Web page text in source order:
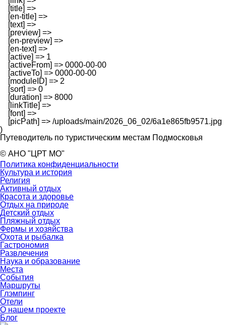
    [title] =>
    [en-title] =>
    [text] =>
    [preview] =>
    [en-preview] =>
    [en-text] =>
    [active] => 1
    [activeFrom] => 0000-00-00
    [activeTo] => 0000-00-00
    [moduleID] => 2
    [sort] => 0
    [duration] => 8000
    [linkTitle] =>
    [font] =>
    [picPath] => /uploads/main/2026_06_02/6a1e865fb9571.jpg
Путеводитель по туристическим местам Подмосковья
© АНО "ЦРТ МО"
Политика конфиденциальности
Культура и история
Религия
Активный отдых
Красота и здоровье
Отдых на природе
Детский отдых
Пляжный отдых
Фермы и хозяйства
Охота и рыбалка
Гастрономия
Развлечения
Наука и образование
Места
События
Маршруты
Глэмпинг
Отели
О нашем проекте
Блог